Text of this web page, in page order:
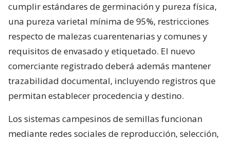
cumplir estándares de germinación y pureza física,
una pureza varietal mínima de 95%, restricciones
respecto de malezas cuarentenarias y comunes y
requisitos de envasado y etiquetado. El nuevo
comerciante registrado deberá además mantener
trazabilidad documental, incluyendo registros que
permitan establecer procedencia y destino.
Los sistemas campesinos de semillas funcionan
mediante redes sociales de reproducción, selección,